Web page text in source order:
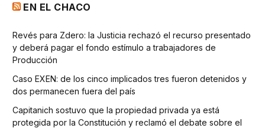
EN EL CHACO
Revés para Zdero: la Justicia rechazó el recurso presentado
y deberá pagar el fondo estímulo a trabajadores de
Producción
Caso EXEN: de los cinco implicados tres fueron detenidos y
dos permanecen fuera del país
Capitanich sostuvo que la propiedad privada ya está
protegida por la Constitución y reclamó el debate sobre el